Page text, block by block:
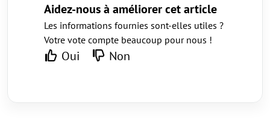
Aidez-nous à améliorer cet article
Les informations fournies sont-elles utiles ?
Votre vote compte beaucoup pour nous !
Oui Non